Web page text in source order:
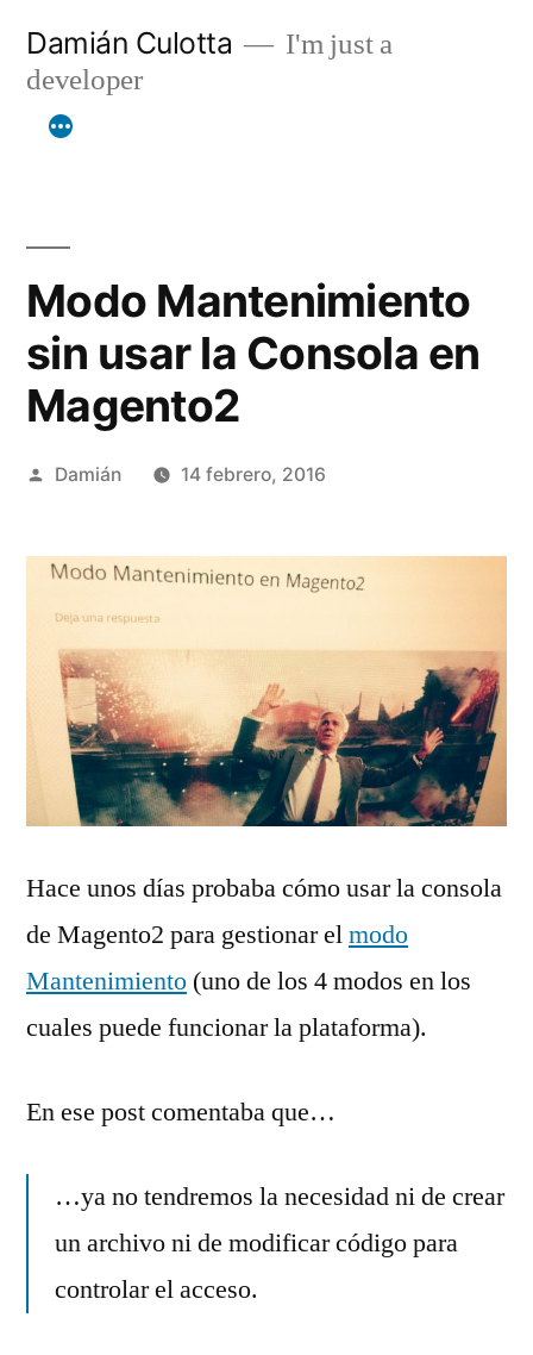
contenido
Damián Culotta
I'm just a
developer
Modo Mantenimiento
sin usar la Consola en
Magento2
Publicado
Damián 14 febrero, 2016
Hace unos días probaba cómo usar la consola
de Magento2 para gestionar elmodo
Mantenimiento (uno de los 4 modos en los
cuales puede funcionar la plataforma).
En ese post comentaba que…
…ya no tendremos la necesidad ni de crear
un archivo ni de modificar código para
controlar el acceso.